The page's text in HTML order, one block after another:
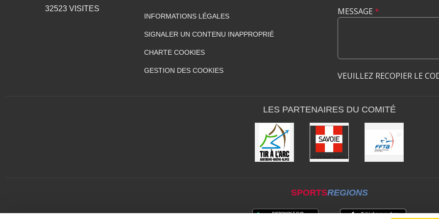
32523VISITES
INFORMATIONS LÉGALES
SIGNALER UN CONTENU INAPPROPRIÉ
CHARTE COOKIES
GESTION DES COOKIES
MESSAGE *
VEUILLEZ RECOPIER LE
LES PARTENAIRES DU COMITÉ
SPORTSREGIONS